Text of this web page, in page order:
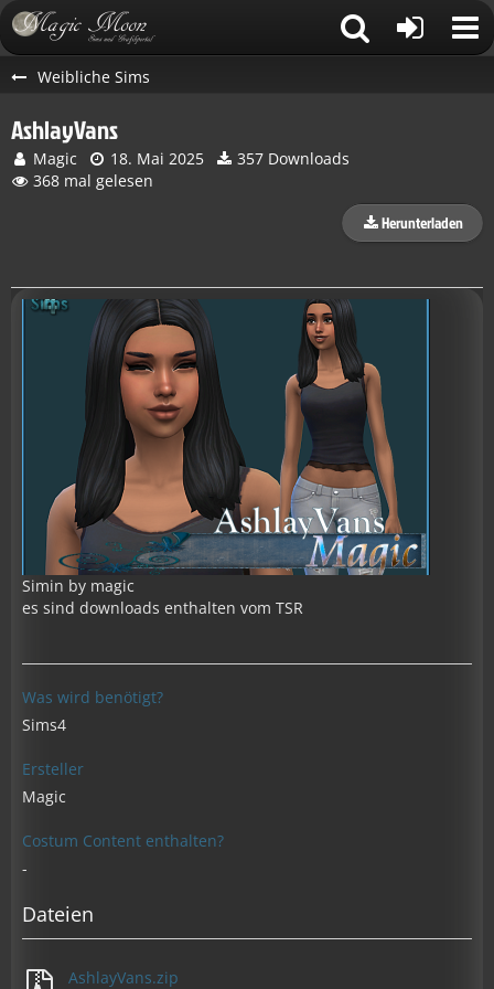
Weibliche Sims
AshlayVans
Magic 18. Mai 2025
357 Downloads
368 mal gelesen
Herunterladen
Simin by magic
es sind downloads enthalten vom TSR
Was wird benötigt?
Sims4
Ersteller
Magic
Costum Content enthalten?
-
Dateien
AshlayVans.zip